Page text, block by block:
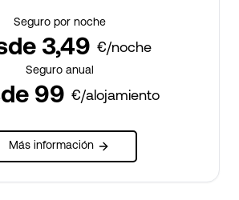
Seguro por noche
3,49 €/noche
Seguro anual
99 €/alojamiento
Más información